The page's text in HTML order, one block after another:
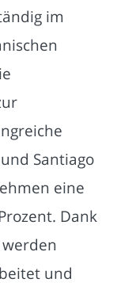
im
Santiago
eine
Dank
und